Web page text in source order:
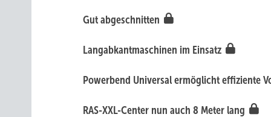
Gut abgeschnitten
Langabkantmaschinen im Einsatz
Powerbend Universal ermöglicht effiziente
RAS-XXL-Center nun auch 8 Meter lang